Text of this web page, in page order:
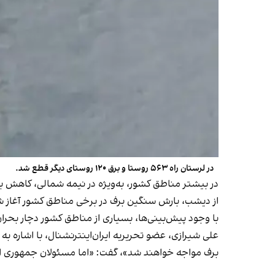
در لرستان راه ۵۶۳ روستا و برق ۱۲۰ روستای دیگر قطع شد.
در بیشتر مناطق کشور، به‌ویژه در نیمه شمالی، کاهش بین ۸ تا ۱۲ درجه‌ای دما و ماندگاری هوای سرد پیش‌بینی
از دیشب، بارش سنگین برف در برخی مناطق کشور
با وجود پیش‌بینی‌ها، بسیاری از مناطق کشور دچار
علی شیرازی، عضو تحریریه ایران‌اینترنشنال، با
برف مواجه خواهند شد»، گفت: «اما مسئولان جمهوری